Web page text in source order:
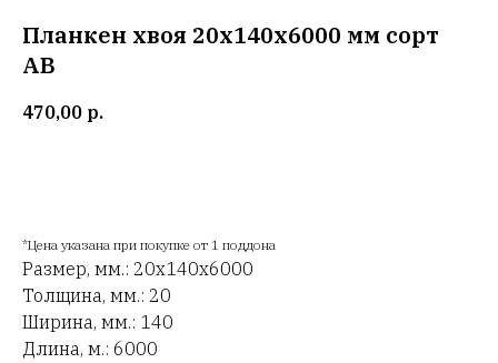
Планкен хвоя 20х140х6000 мм сорт
АВ
470,00 р.
*Цена указана при покупке от 1 поддона
Размер, мм.: 20х140х6000
Толщина, мм.: 20
Ширина, мм.: 140
Длина, м.: 6000